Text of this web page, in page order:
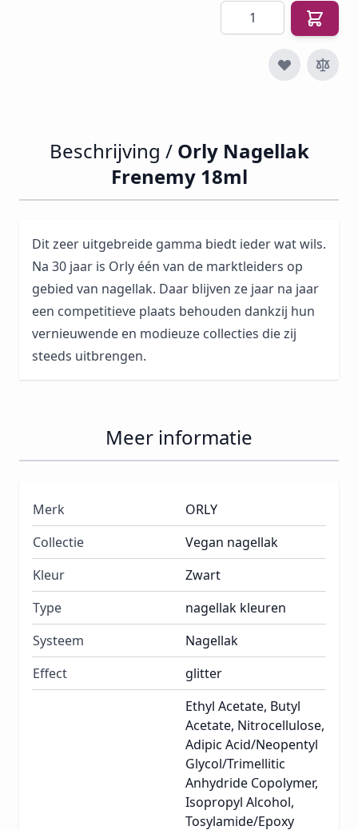
Aantal
Beschrijving / Orly Nagellak
Frenemy 18ml
Dit zeer uitgebreide gamma biedt ieder wat wils.
Na 30 jaar is Orly één van de marktleiders op
gebied van nagellak. Daar blijven ze jaar na jaar
een competitieve plaats behouden dankzij hun
vernieuwende en modieuze collecties die zij
steeds uitbrengen.
Meer informatie
Merk
ORLY
Collectie
Vegan nagellak
Kleur
Zwart
Type
nagellak kleuren
Systeem
Nagellak
Effect
glitter
Ethyl Acetate, Butyl
Acetate, Nitrocellulose,
Adipic Acid/Neopentyl
Glycol/Trimellitic
Anhydride Copolymer,
Isopropyl Alcohol,
Tosylamide/Epoxy